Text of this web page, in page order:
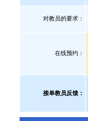
对教员的要求：
在线预约：
接单教员反馈：